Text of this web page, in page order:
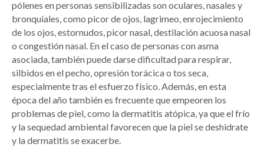
pólenes en personas sensibilizadas son oculares, nasales y
bronquiales, como picor de ojos, lagrimeo, enrojecimiento
de los ojos, estornudos, picor nasal, destilación acuosa nasal
o congestión nasal. En el caso de personas con asma
asociada, también puede darse dificultad para respirar,
silbidos en el pecho, opresión torácica o tos seca,
especialmente tras el esfuerzo físico. Además, en esta
época del año también es frecuente que empeoren los
problemas de piel, como la dermatitis atópica, ya que el frío
y la sequedad ambiental favorecen que la piel se deshidrate
y la dermatitis se exacerbe.